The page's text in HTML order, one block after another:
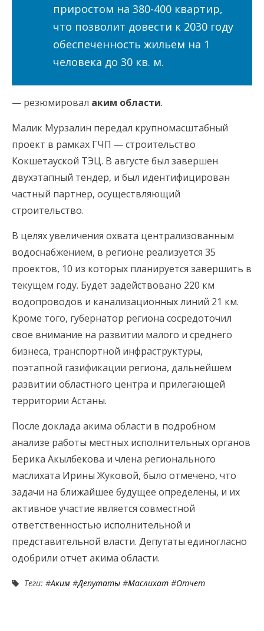
приростом на 380-400 квартир,
что позволит довести к 2030 году
обеспеченность жильем на 1
человека до 30 кв. м.
— резюмировал аким области.
Малик Мурзалин передал крупномасштабный
проект в рамках ГЧП — строительство
Кокшетауской ТЭЦ. В августе был завершен
двухэтапный тендер, и был идентифицирован
частный партнер, осуществляющий
строительство.
В целях увеличения охвата централизованным
водоснабжением, в регионе реализуется 35
проектов, 10 из которых планируется завершить в
текущем году. Будет задействовано 220 км
водопроводов и канализационных линий 21 км.
Кроме того, губернатор региона сосредоточил
свое внимание на развитии малого и среднего
бизнеса, транспортной инфраструктуры,
поэтапной газификации региона, дальнейшем
развитии областного центра и прилегающей
территории Астаны.
После доклада акима области в подробном
анализе работы местных исполнительных органов
Берика Акылбекова и члена регионального
маслихата Ирины Жуковой, было отмечено, что
задачи на ближайшее будущее определены, и их
активное участие является совместной
ответственностью исполнительной и
представительной власти. Депутаты единогласно
одобрили отчет акима области.
Теги: #Аким #Депутаты #Маслихат #Отчет